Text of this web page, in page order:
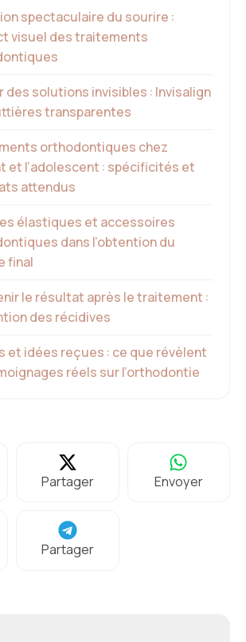
spectaculaire du sourire :
visuel des traitements
des solutions invisibles : Invisalign
transparentes
orthodontiques chez
et l’adolescent : spécificités et
attendus
élastiques et accessoires
dans l’obtention du
final
le résultat après le traitement :
des récidives
et idées reçues : ce que révèlent
réels sur l’orthodontie
Partager Envoyer
Partager